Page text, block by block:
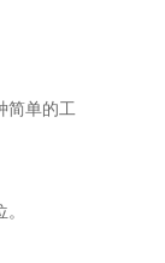
简单的工